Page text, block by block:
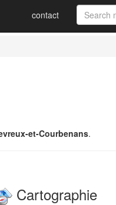
contact
et-Courbenans.
Cartographie